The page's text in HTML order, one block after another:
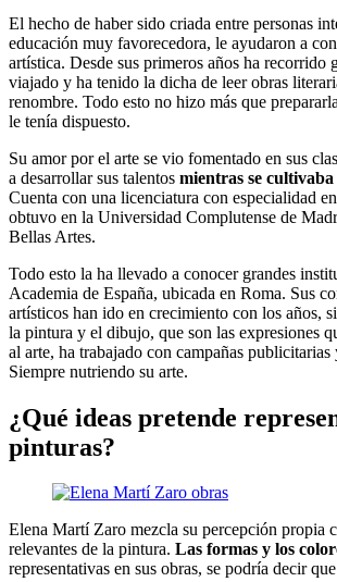
El hecho de haber sido criada entre personas
educación muy favorecedora, le ayudaron a
artística. Desde sus primeros años ha recorrido
viajado y ha tenido la dicha de leer obras
renombre. Todo esto no hizo más que
le tenía dispuesto.
Su amor por el arte se vio fomentado en sus
a desarrollar sus talentos mientras se
Cuenta con una licenciatura con especialidad
obtuvo en la Universidad Complutense de
Bellas Artes.
Todo esto la ha llevado a conocer grandes
Academia de España, ubicada en Roma. Sus
artísticos han ido en crecimiento con los años,
la pintura y el dibujo, que son las expresiones
al arte, ha trabajado con campañas
Siempre nutriendo su arte.
¿Qué ideas pretende
pinturas?
Elena Martí Zaro mezcla su percepción propia
relevantes de la pintura. Las formas y los
representativas en sus obras, se podría decir